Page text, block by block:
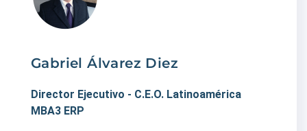
Gabriel Álvarez Diez
Director Ejecutivo - C.E.O. Latinoamérica
MBA3 ERP